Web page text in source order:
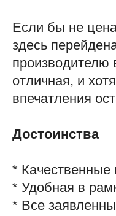
Если бы не
здесь
отличная, и
впечатления
Достоинства
* Качественные
* Удобная в
* Все